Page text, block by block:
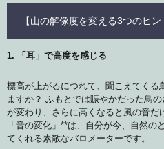
【山の解像度を変える3つのヒン
1. 「耳」で高度を感じる
標高が上がるにつれて、聞こえてくる
ますか？ ふもとでは賑やかだった鳥
が変わり、さらに高くなると風の音だ
「音の変化」**は、自分が今、自然の
てくれる素敵なバロメーターです。